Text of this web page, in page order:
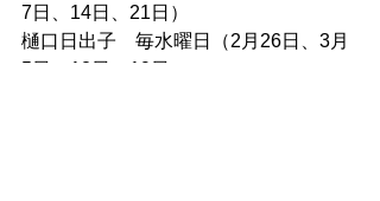
7日、14日、21日）
樋口日出子　毎水曜日（2月26日、3月
5日、12日、19日）